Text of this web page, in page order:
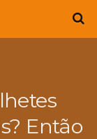
Então